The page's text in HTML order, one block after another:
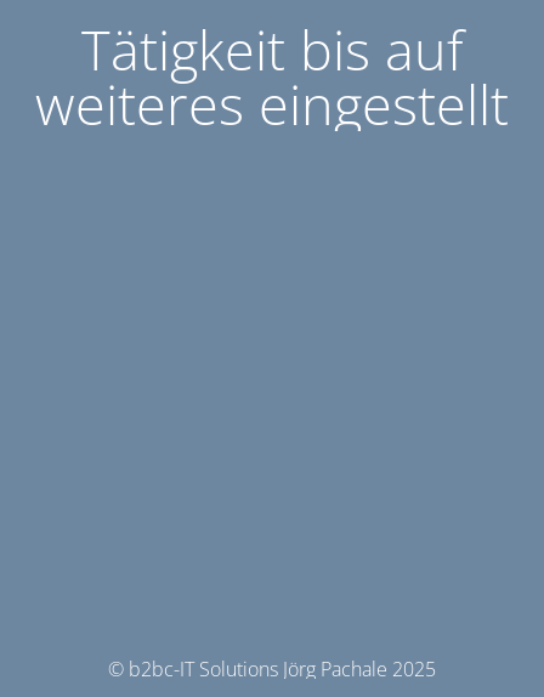
Tätigkeit bis auf
weiteres eingestellt
© b2bc-IT Solutions Jörg Pachale 2025